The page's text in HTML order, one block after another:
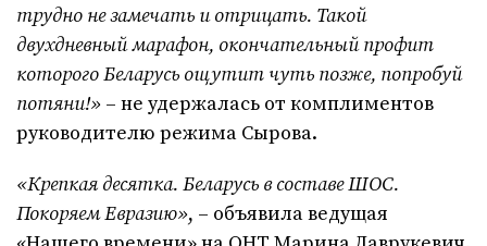
трудно не замечать и отрицать. Такой
двухдневный марафон, окончательный профит
которого Беларусь ощутит чуть позже, попробуй
потяни!» – не удержалась от комплиментов
руководителю режима Сырова.
«Крепкая десятка. Беларусь в составе ШОС.
Покоряем Евразию», – объявила ведущая